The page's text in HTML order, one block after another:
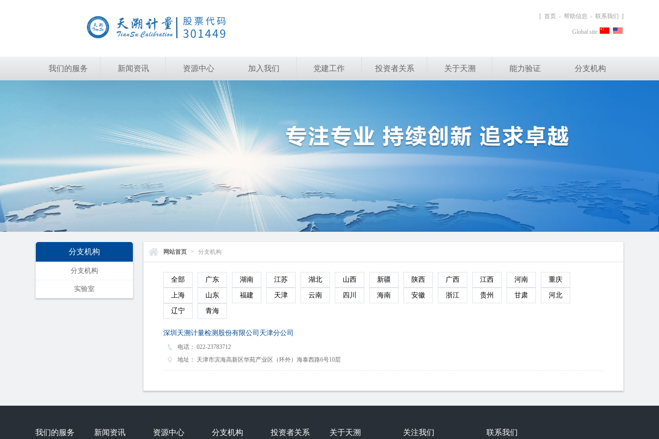
[ 首页 - 帮助信息 - 联系我们 ]
Global site
我们的服务 新闻资讯 资源中心 加入我们 党建工作 投资者关系 关于天溯 能力验证 分支机构
分支机构
分支机构
实验室
网站首页 > 分支机构
全部 广东 湖南 江苏 湖北 山西 新疆 陕西 广西 江西 河南 重庆
上海 山东 福建 天津 云南 四川 海南 安徽 浙江 贵州 甘肃 河北
辽宁 青海
深圳天溯计量检测股份有限公司天津分公司
电话： 022-23783712
地址：
天津市滨海高新区华苑产业区（环外）海泰西路6号10层
我们的服务 新闻资讯 资源中心 分支机构 投资者关系 关于天溯 关注我们 联系我们